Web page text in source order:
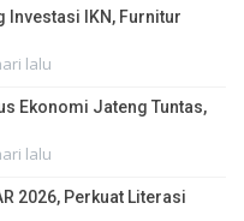
Investasi IKN, Furnitur
lalu
Ekonomi Jateng Tuntas,
lalu
2026, Perkuat Literasi